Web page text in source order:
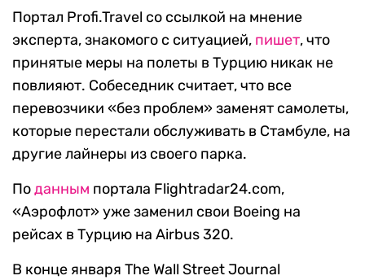
Портал Profi.Travel со ссылкой на мнение
эксперта, знакомого с ситуацией, пишет, что
принятые меры на полеты в Турцию никак не
повлияют. Собеседник считает, что все
перевозчики «без проблем» заменят самолеты,
которые перестали обслуживать в Стамбуле, на
другие лайнеры из своего парка.
Поданным портала Flightradar24.com,
«Аэрофлот» уже заменил свои Boeing на
рейсах в Турцию на Airbus 320.
В конце января The Wall Street Journal